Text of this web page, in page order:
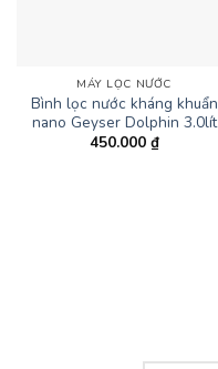
MÁY LỌC NƯỚC
Bình lọc nước kháng khuẩn
nano Geyser Dolphin 3.0lít
450.000 ₫